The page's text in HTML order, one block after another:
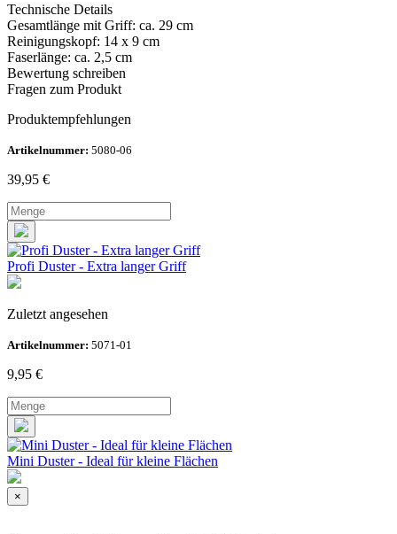
Technische Details
Gesamtlänge mit Griff: ca. 29 cm
Reinigungskopf: 14 x 9 cm
Faserlänge: ca. 2,5 cm
Bewertung schreiben
Fragen zum Produkt
Produktempfehlungen
Artikelnummer: 5080-06
39,95 €
Profi Duster - Extra langer Griff
Zuletzt angesehen
Artikelnummer: 5071-01
9,95 €
Mini Duster - Ideal für kleine Flächen
×